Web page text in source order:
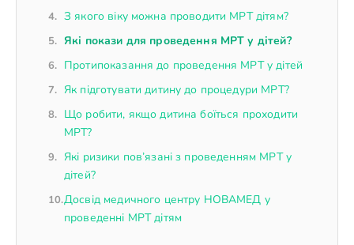
З якого віку можна проводити МРТ дітям?
Які покази для проведення МРТ у дітей?
Протипоказання до проведення МРТ у дітей
Як підготувати дитину до процедури МРТ?
Що робити, якщо дитина боїться проходити
МРТ?
Які ризики пов’язані з проведенням МРТ у
дітей?
Досвід медичного центру НОВАМЕД у
проведенні МРТ дітям